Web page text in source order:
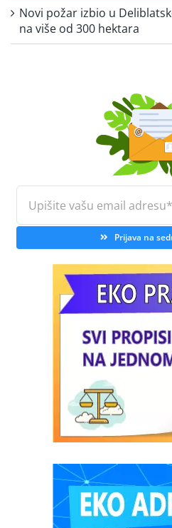
Novi požar izbio u
na više od 300 hektara
Prijava na